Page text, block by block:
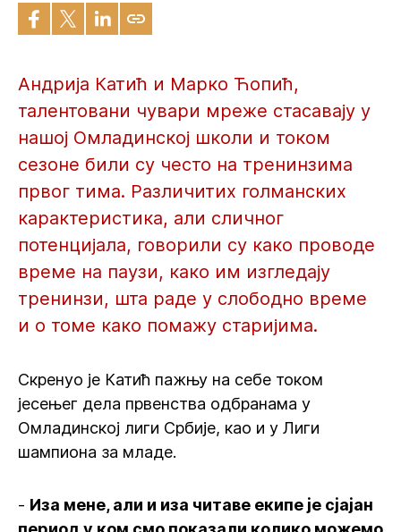
Андрија Катић и Марко Ћопић,
талентовани чувари мреже стасавају у
нашој Омладинској школи и током
сезоне били су често на тренинзима
првог тима. Различитих голманских
карактеристика, али сличног
потенцијала, говорили су како проводе
време на паузи, како им изгледају
тренинзи, шта раде у слободно време
и о томе како помажу старијима.
Скренуо је Катић пажњу на себе током
јесењег дела првенства одбранама у
Омладинској лиги Србије, као и у Лиги
шампиона за младе.
- Иза мене, али и иза читаве екипе је сјајан